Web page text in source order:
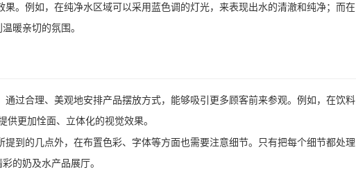
。例如，在纯净水区域可以采用蓝色调的灯光，来表现出水的清澈和纯净；而在
暖亲切的氛围。
过合理、美观地安排产品摆放方式，能够吸引更多顾客前来参观。例如，在饮料
更加恮面、立体化的视觉效果。
提到的几点外，在布置色彩、字体等方面也需要注意细节。只有把每个细节都处理
的奶及水产品展厅。